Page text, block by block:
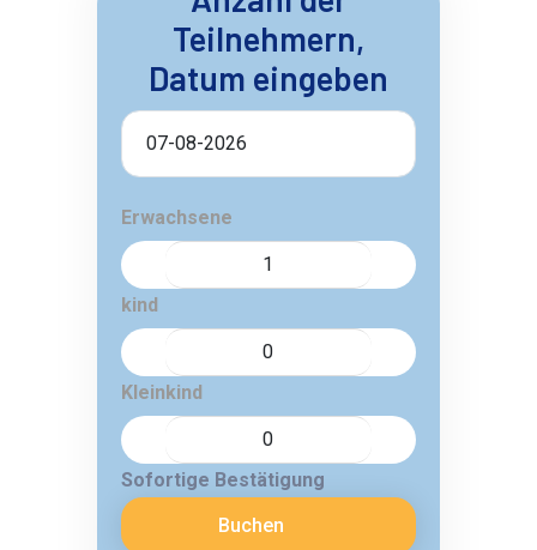
Teilnehmern,
Datum eingeben
Erwachsene
kind
Kleinkind
Sofortige Bestätigung
Buchen